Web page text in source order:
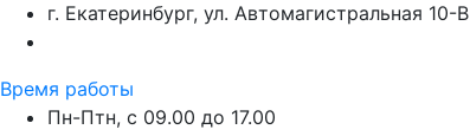
г. Екатеринбург, ул. Автомагистральная 10-В
Время работы
Пн-Птн, с 09.00 до 17.00